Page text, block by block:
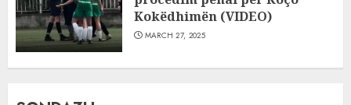
Kokëdhimën (VIDEO)
MARCH 27, 2025